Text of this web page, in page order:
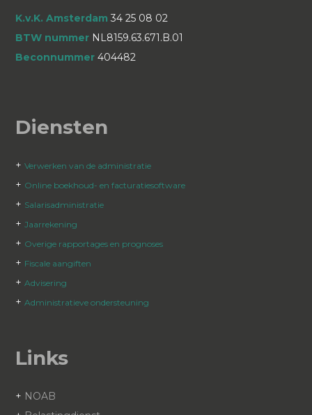
K.v.K. Amsterdam 34 25 08 02
BTW nummer NL8159.63.671.B.01
Beconnummer 404482
Diensten
+Verwerken van de administratie
+ Online boekhoud- en facturatiesoftware
+ Salarisadministratie
+Jaarrekening
+ Overige rapportages en prognoses
+ Fiscale aangiften
+Advisering
+Administratieve ondersteuning
Links
+ NOAB